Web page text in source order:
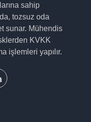
sahip
tozsuz oda
sunar. Mühendis
KVKK
işlemleri yapılır.